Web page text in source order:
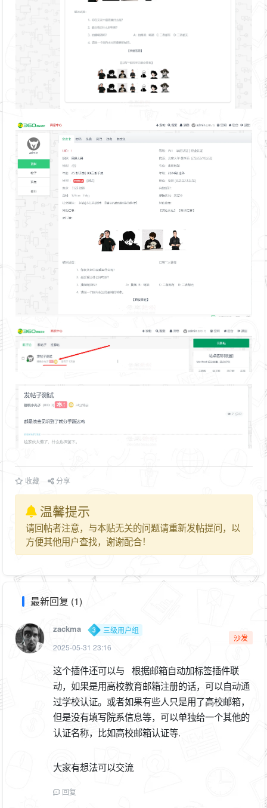
收藏 分享
温馨提示
请回帖者注意，与本贴无关的问题请重新发帖提问，以
方便其他用户查找，谢谢配合！
最新回复 (1)
zackma
三级用户组
2025-05-31 23:16
沙发
这个插件还可以与 根据邮箱自动加标签插件联
动，如果是用高校教育邮箱注册的话，可以自动通
过学校认证。或者如果有些人只是用了高校邮箱，
但是没有填写院系信息等，可以单独给一个其他的
认证名称，比如高校邮箱认证等.
大家有想法可以交流
回复